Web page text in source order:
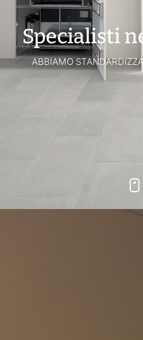
Specialisti
ABBIAMO